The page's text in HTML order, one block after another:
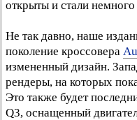
открыты и стали
Не так давно, наше
поколение кроссовера
измененный дизайн.
рендеры, на которых
Это также будет
Q3, оснащенный